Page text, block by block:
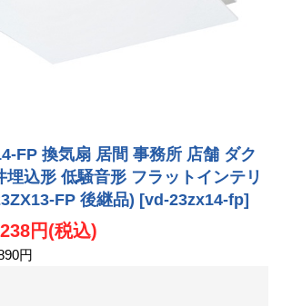
FP 換気扇 居間 事務所 店舗 ダク
埋込形 低騒音形 フラットインテリ
FP 後継品) [vd-23zx14-fp]
円(税込)
円